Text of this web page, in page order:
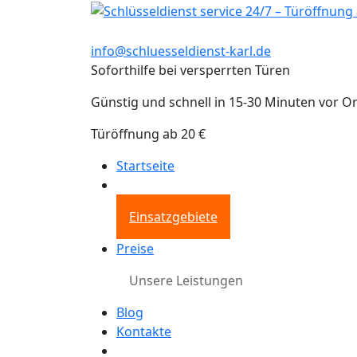
info@schluesseldienst-karl.de
Soforthilfe bei versperrten Türen
Günstig und schnell in 15-30 Minuten vor
Türöffnung ab 20 €
Startseite
Einsatzgebiete
Preise
Unsere Leistungen
Blog
Kontakte